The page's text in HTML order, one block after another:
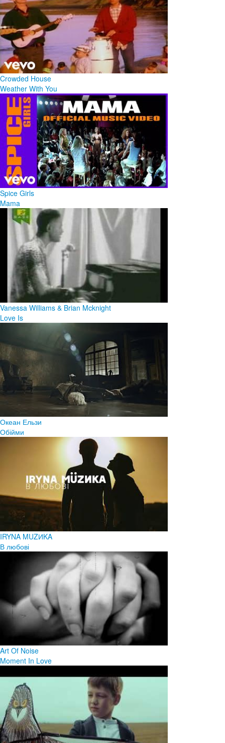
Crowded House
Weather With You
Spice Girls
Mama
Vanessa Williams & Brian Mcknight
Love Is
Океан Ельзи
Обійми
IRYNA MUZИKA
В любові
Art Of Noise
Moment In Love